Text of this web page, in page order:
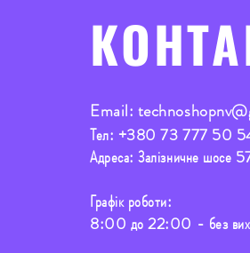
Email:
Тел: +380 73 777 50
Адреса: Залізничне шосе
Графік роботи:
8:00 до 22:00 - без